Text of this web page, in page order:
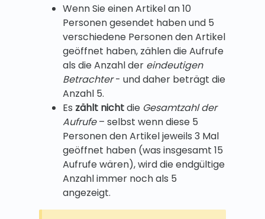
Wenn Sie einen Artikel an 10
Personen gesendet haben und 5
verschiedene Personen den Artikel
geöffnet haben, zählen die Aufrufe
als die Anzahl der eindeutigen
Betrachter- und daher beträgt die
Anzahl 5.
Es zählt nichtdie Gesamtzahl der
Aufrufe– selbst wenn diese 5
Personen den Artikel jeweils 3 Mal
geöffnet haben (was insgesamt 15
Aufrufe wären), wird die endgültige
Anzahl immer noch als 5
angezeigt.